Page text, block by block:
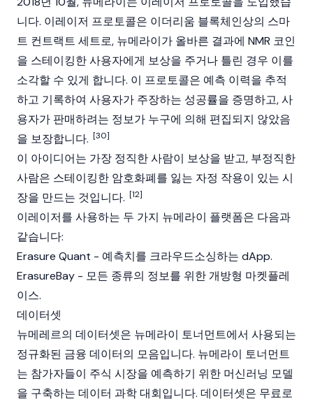
니다. 이레이저 프로토콜은 이더리움 블록체인상의 스마
트 컨트랙트 세트로, 뉴메라이가 올바른 결과에 NMR 코인
을 스테이킹한 사용자에게 보상을 주거나 틀린 경우 이를
소각할 수 있게 합니다. 이 프로토콜은 예측 이력을 추적
하고 기록하여 사용자가 주장하는 성공률을 증명하고, 사
용자가 판매하려는 정보가 누구에 의해 편집되지 않았음
을 보장합니다. [30]
이 아이디어는 가장 정직한 사람이 보상을 받고, 부정직한
사람은 스테이킹한 암호화폐를 잃는 자정 작용이 있는 시
장을 만드는 것입니다. [12]
이레이저를 사용하는 두 가지 뉴메라이 플랫폼은 다음과
같습니다:
Erasure Quant - 예측치를 크라우드소싱하는 dApp.
ErasureBay - 모든 종류의 정보를 위한 개방형 마켓플레
이스.
데이터셋
뉴메레르의 데이터셋은 뉴메라이 토너먼트에서 사용되는
정규화된 금융 데이터의 모음입니다. 뉴메라이 토너먼트
는 참가자들이 주식 시장을 예측하기 위한 머신러닝 모델
을 구축하는 데이터 과학 대회입니다. 데이터셋은 무료로